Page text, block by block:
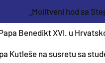
„Molitveni hod sa
Benedikt XVI. u
Kutleše na susretu sa